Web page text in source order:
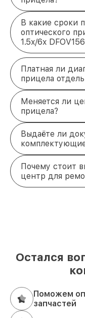
В какие сроки
оптического
1.5x/6x
Платная ли
прицела
Меняется ли
прицела?
Выдаёте ли
Почему стоит
центр для
Остался
Поможем
запчастей